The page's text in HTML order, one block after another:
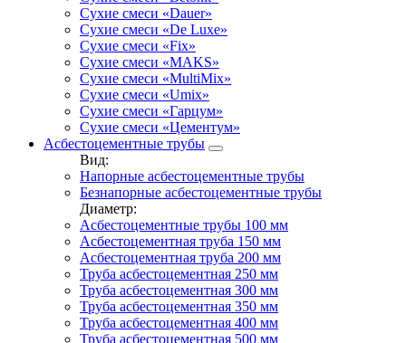
Сухие смеси «Dauer»
Сухие смеси «De Luxe»
Сухие смеси «Fix»
Сухие смеси «MAKS»
Сухие смеси «MultiMix»
Сухие смеси «Umix»
Сухие смеси «Гарцум»
Сухие смеси «Цементум»
Асбестоцементные трубы
Вид:
Напорные асбестоцементные трубы
Безнапорные асбестоцементные трубы
Диаметр:
Асбестоцементные трубы 100 мм
Асбестоцементная труба 150 мм
Асбестоцементная труба 200 мм
Труба асбестоцементная 250 мм
Труба асбестоцементная 300 мм
Труба асбестоцементная 350 мм
Труба асбестоцементная 400 мм
Труба асбестоцементная 500 мм